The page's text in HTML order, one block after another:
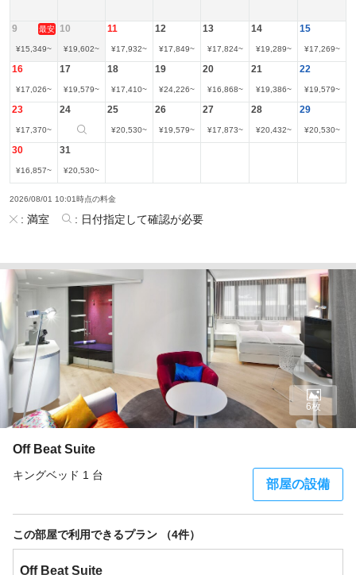
9 最安
¥15,349~
10
¥19,602~
11
¥17,932~
12
¥17,849~
13
¥17,824~
14
¥19,289~
15
¥17,269~
16
¥17,026~
17
¥19,579~
18
¥17,410~
19
¥24,226~
20
¥16,868~
21
¥19,386~
22
¥19,579~
23
¥17,370~
24 25
¥20,530~
26
¥19,579~
27
¥17,873~
28
¥20,432~
29
¥20,530~
30
¥16,857~
31
¥20,530~
2026/08/01 10:01時点の料金
: 満室 : 日付指定して確認が必要
Off Beat Suite
キングベッド 1 台
部屋の設備
6枚
この部屋で利用できるプラン （4件）
Off Beat Suite